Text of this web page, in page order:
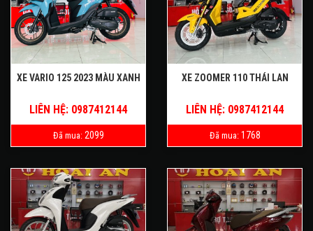
XE VARIO 125 2023 MÀU XANH
LIÊN HỆ: 0987412144
Đã mua: 2099
XE ZOOMER 110 THÁI LAN
LIÊN HỆ: 0987412144
Đã mua: 1768